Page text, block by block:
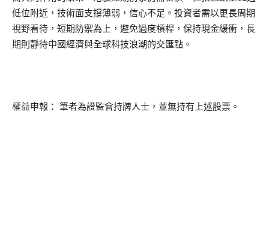
低位附近，技術面支撐薄弱，信心不足。投資者需以更長周期
視野看待，短期防禦為上，避免過度槓桿，保持現金緩衝，長
期則靜待中國經濟與全球科技浪潮的交匯點。
權益申報： 筆者為證監會持牌人士，並無持有上述股票。